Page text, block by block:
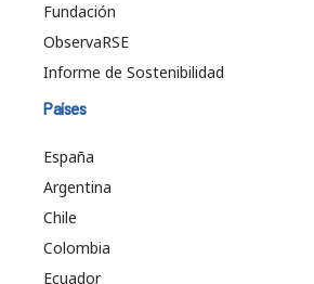
Fundación
ObservaRSE
Informe de Sostenibilidad
Países
España
Argentina
Chile
Colombia
Ecuador